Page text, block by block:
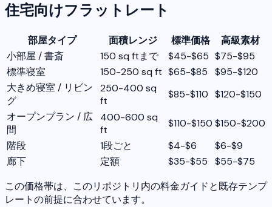
住宅向けフラットレート
部屋タイプ 面積レンジ 標準価格
高級素材
小部屋 / 書斎
150 sq ftまで $45-$65 $75-$95
標準寝室
150-250 sq ft $65-$85
$95-$120
大きめ寝室 / リビン
グ
250-400 sq
ft
$85-$110 $120-$150
オープンプラン / 広
間
400-600 sq
ft
$110-$150 $150-$200
階段
1段ごと $4-$6
$6-$9
廊下
定額 $35-$55
$55-$75
この価格帯は、このリポジトリ内の料金ガイドと既存テンプ
レートの前提に合わせています。